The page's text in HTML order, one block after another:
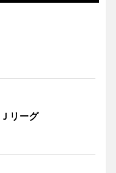
リーグ